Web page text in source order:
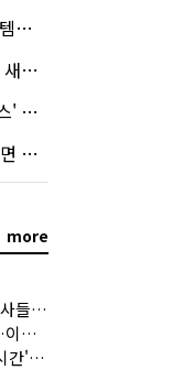
법
more
"어렵다"며 가격 올린 식품사들…진짜 어려운 거 맞아?
'나쁜 놈'이라던 대형마트…이젠 '불쌍한 놈' 됐다
홈플러스, 2000억원으로 '시간'을 샀다